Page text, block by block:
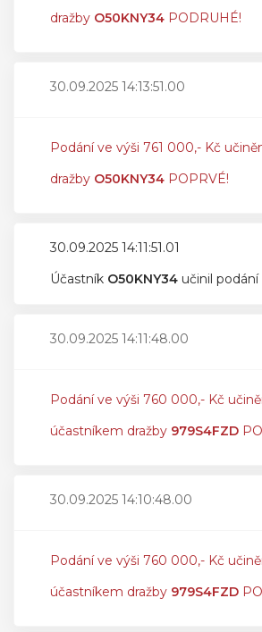
dražby O50KNY34 PODRUHÉ!
30.09.2025 14:13:51.00
Podání ve výši 761 000,- Kč
dražby O50KNY34 POPRVÉ!
30.09.2025 14:11:51.01
Účastník O50KNY34 učinil podání
30.09.2025 14:11:48.00
Podání ve výši 760 000,- Kč
účastníkem dražby 979S4FZD
30.09.2025 14:10:48.00
Podání ve výši 760 000,- Kč
účastníkem dražby 979S4FZD